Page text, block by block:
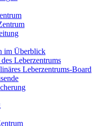
im Überblick
Leberzentrums
Leberzentrums-Board